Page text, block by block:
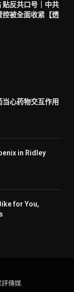
贴反共口号｜中共
控被全面收紧【透
心药物交互作用
in Ridley
for You,
評傳媒.